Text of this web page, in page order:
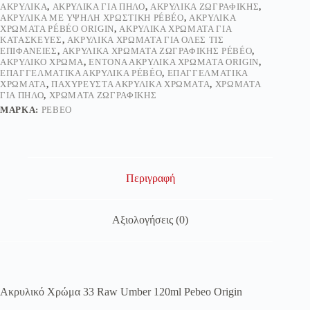
ΑΚΡΥΛΙΚΆ, ΑΚΡΥΛΙΚΆ ΓΙΑ ΠΗΛΌ, ΑΚΡΥΛΙΚΆ ΖΩΓΡΑΦΙΚΉΣ,
ΑΚΡΥΛΙΚΆ ΜΕ ΥΨΗΛΉ ΧΡΩΣΤΙΚΉ PÉBÉO,ΑΚΡΥΛΙΚΆ
ΧΡΏΜΑΤΑ PÉBÉO ORIGIN,ΑΚΡΥΛΙΚΆ ΧΡΏΜΑΤΑ ΓΙΑ
ΚΑΤΑΣΚΕΥΈΣ, ΑΚΡΥΛΙΚΆ ΧΡΏΜΑΤΑ ΓΙΑ ΌΛΕΣ ΤΙΣ
ΕΠΙΦΆΝΕΙΕΣ, ΑΚΡΥΛΙΚΆ ΧΡΏΜΑΤΑ ΖΩΓΡΑΦΙΚΉΣ PÉBÉO,
ΑΚΡΥΛΙΚΌ ΧΡΏΜΑ,ΈΝΤΟΝΑ ΑΚΡΥΛΙΚΆ ΧΡΏΜΑΤΑ ORIGIN,
ΕΠΑΓΓΕΛΜΑΤΙΚΆ ΑΚΡΥΛΙΚΆ PÉBÉO, ΕΠΑΓΓΕΛΜΑΤΙΚΆ
ΧΡΏΜΑΤΑ, ΠΑΧΎΡΕΥΣΤΑ ΑΚΡΥΛΙΚΆ ΧΡΏΜΑΤΑ, ΧΡΏΜΑΤΑ
ΓΙΑ ΠΗΛΌ, ΧΡΏΜΑΤΑ ΖΩΓΡΑΦΙΚΉΣ
ΜΆΡΚΑ: PEBEO
Περιγραφή
Αξιολογήσεις (0)
Ακρυλικό Χρώμα 33 Raw Umber 120ml Pebeo Origin